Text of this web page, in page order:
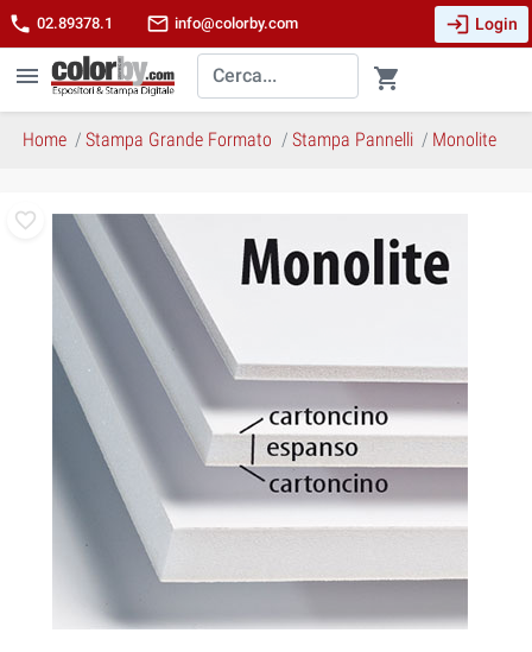
phone 02.89378.1 mail_outline info@colorby.com login Login
menu shopping_cart
Home Stampa Grande Formato Stampa Pannelli Monolite